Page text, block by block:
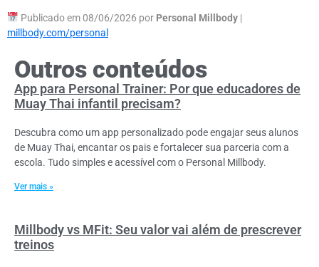
Publicado em 08/06/2026 por Personal Millbody |
millbody.com/personal
Outros conteúdos
App para Personal Trainer: Por que educadores de
Muay Thai infantil precisam?
Descubra como um app personalizado pode engajar seus alunos
de Muay Thai, encantar os pais e fortalecer sua parceria com a
escola. Tudo simples e acessível com o Personal Millbody.
Ver mais »
Millbody vs MFit: Seu valor vai além de prescrever
treinos